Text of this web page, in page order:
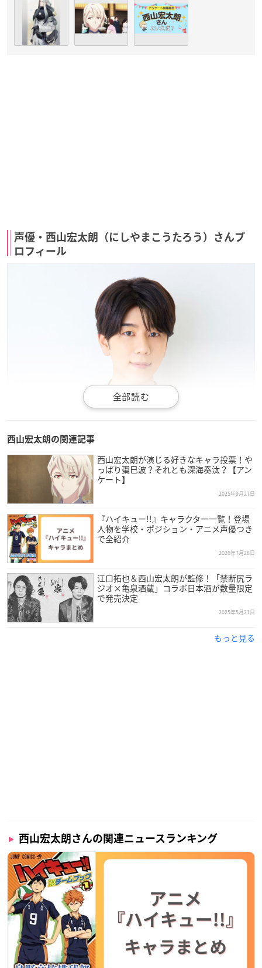
声優・西山宏太朗（にしやまこうたろう）さんプ
ロフィール
引用：81プロデュース
調査概要
調査期間：2025年9月27日（土）～10月3日（金）
有効投票数：1242票
西山宏太朗の関連記事
西山宏太朗が演じる好きなキャラ投票！や
っぱり棗巳波？それとも深海奏汰？【アン
ケート】
2025年9月27日
『ハイキュー!!』キャラクター一覧！登場
人物を学校・ポジション・アニメ声優つき
で全紹介
2026年7月28日
江口拓也＆西山宏太朗が監修！「禁断尻ラ
ジオ×亀泉酒蔵」コラボ日本酒が数量限定
で発売決定
2025年5月21日
もっと見る
西山宏太朗さんの関連ニュースランキング